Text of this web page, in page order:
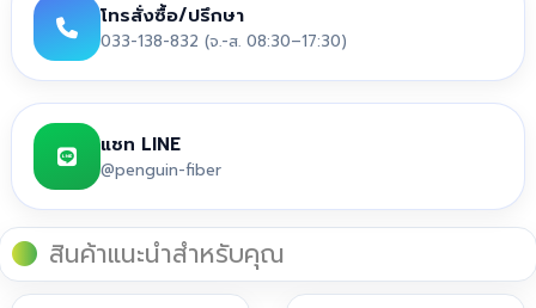
โทรสั่งซื้อ/ปรึกษา
033-138-832 (จ.-ส. 08:30–17:30)
แชท LINE
@penguin-fiber
สินค้าแนะนำสำหรับคุณ